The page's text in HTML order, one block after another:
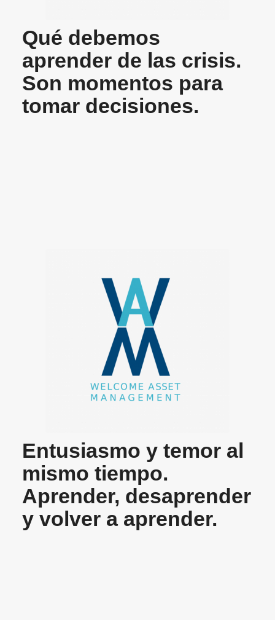
Qué debemos
aprender de las crisis.
Son momentos para
tomar decisiones.
Entusiasmo y temor al
mismo tiempo.
Aprender, desaprender
y volver a aprender.